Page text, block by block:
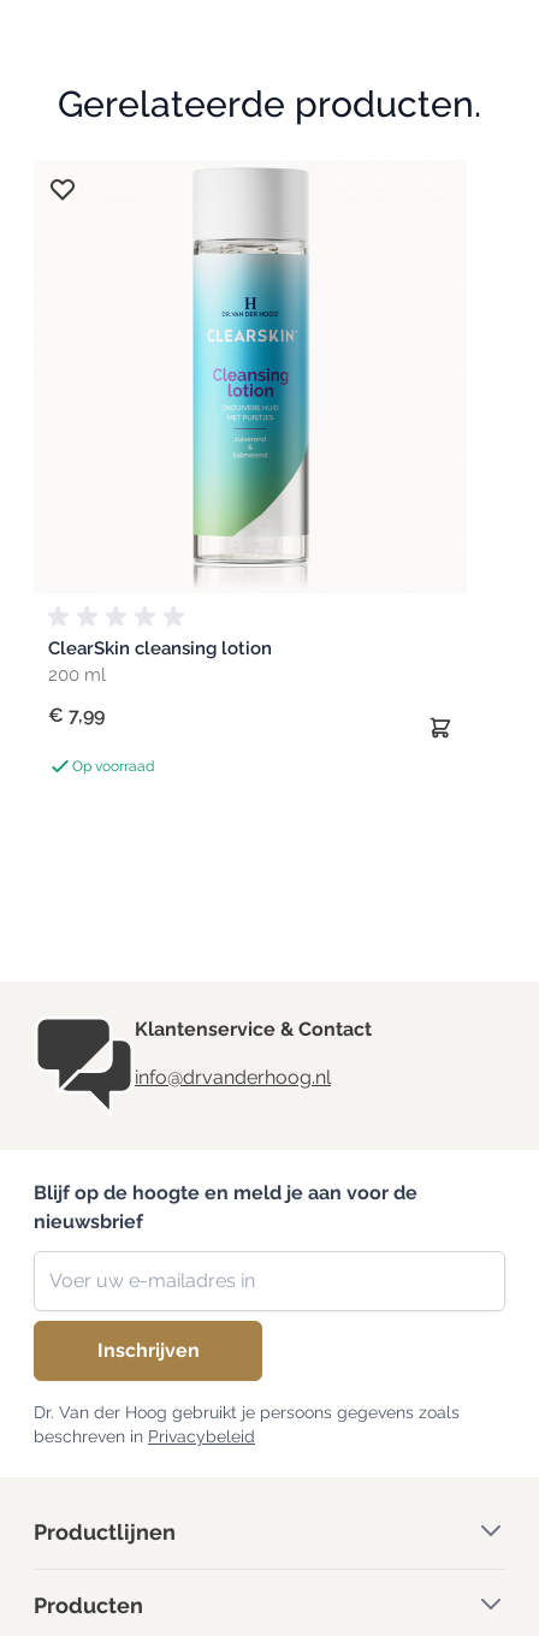
Gerelateerde producten.
ClearSkin cleansing lotion
200 ml
€ 7,99
Op voorraad
Klantenservice & Contact
info@drvanderhoog.nl
Blijf op de hoogte en meld je aan voor de
nieuwsbrief
Nieuwsbrief
E-mailadres
Inschrijven
Dr. Van der Hoog gebruikt je persoons gegevens zoals
beschreven in Privacybeleid
Productlijnen
Producten